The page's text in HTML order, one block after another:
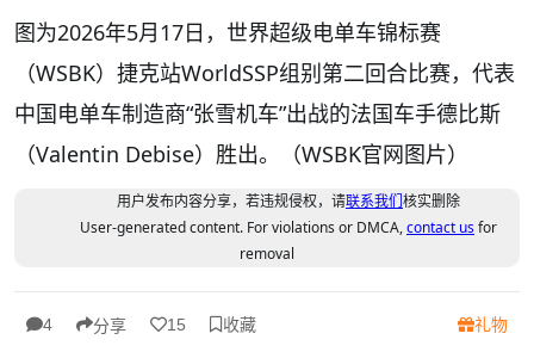
图为2026年5月17日，世界超级电单车锦标赛
（WSBK）捷克站WorldSSP组别第二回合比赛，代表
中国电单车制造商“张雪机车”出战的法国车手德比斯
（Valentin Debise）胜出。（WSBK官网图片）
用户发布内容分享，若违规侵权，请联系我们核实删除
User-generated content. For violations or DMCA,contact usfor
removal
4 分享 15 收藏 礼物